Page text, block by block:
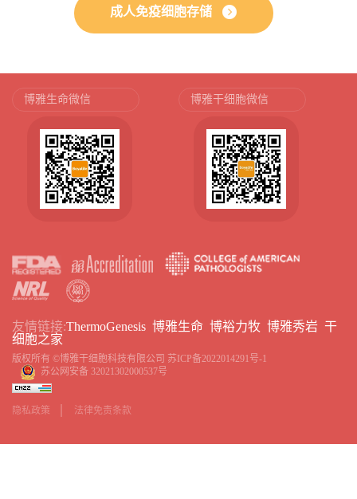
成人免疫细胞存储
博雅生命微信 博雅干细胞微信
友情链接:ThermoGenesis 博雅生命 博裕力牧 博雅秀岩 干
细胞之家
版权所有 ©博雅干细胞科技有限公司 苏ICP备2022014291号-1
苏公网安备 32021302000537号
隐私政策 法律免责条款